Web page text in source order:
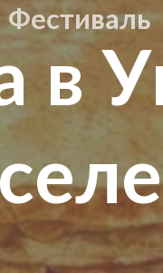
Фестиваль
в